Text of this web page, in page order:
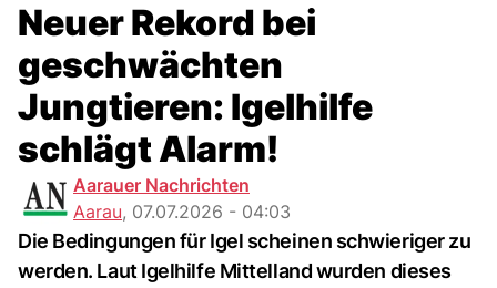
Neuer Rekord bei
geschwächten
Jungtieren: Igelhilfe
schlägt Alarm!
Aarauer Nachrichten
Aarau, 07.07.2026 - 04:03
Die Bedingungen für Igel scheinen schwieriger zu
werden. Laut Igelhilfe Mittelland wurden dieses